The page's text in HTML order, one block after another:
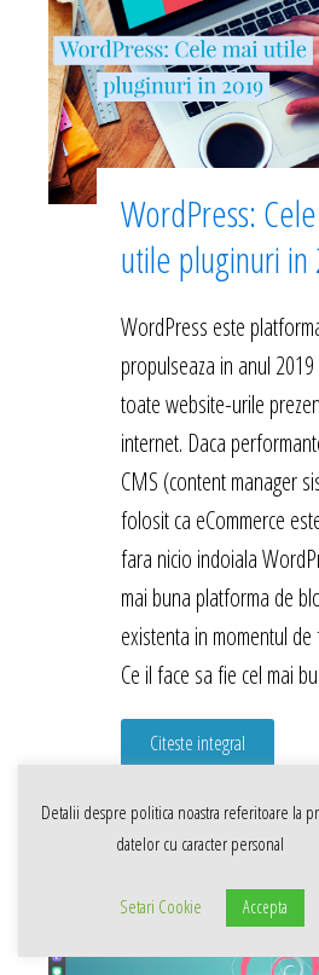
WordPress:
utile pluginuri in
WordPress este
propulseaza in anul
toate website-urile
internet. Daca
CMS (content manager
folosit ca eCommerce
fara nicio indoiala
mai buna platforma de
existenta in momentul
Ce il face sa fie cel mai
Citeste integral
Detalii despre politica noastra referitoare la
datelor cu caracter personal
Setari Cookie Accepta